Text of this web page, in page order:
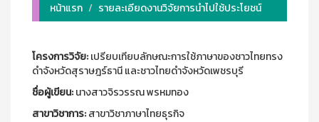
หน้าแรก
รายละเอียดงานวิจัยการนำไปใช้ประโยชน์
โครงการวิจัย:เปรียบเทียบลักษณะการใช้ภาษาของชาวไทยทรง
ดำจังหวัดสุราษฎร์ธานี และชาวไทยดำจังหวัดเพชรบุรี
ชื่อผู้เขียน:นางสาวจิรวรรณ พรหมทอง
สาขาวิชาการ:สาขาวิชาภาษาไทยธุรกิจ